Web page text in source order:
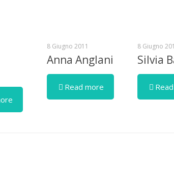
8 Giugno 2011
Anna Anglani
Read more
8 Giugno
Silvia